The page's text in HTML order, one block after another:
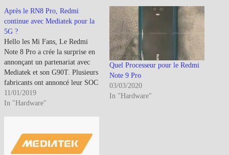
Après le RN8 Pro, Redmi
continue avec Mediatek pour la
5G ?
Hello les Mi Fans, Le Redmi
Note 8 Pro a crée la surprise en
annonçant un partenariat avec
Mediatek et son G90T. Plusieurs
fabricants ont annoncé leur SOC
5G dont Mediatek : Mediatek
: Mediatek lance son SOC 5G
annonce à son tour ses nouveaux
SOC HdG dont celui dédié…
11/01/2019
In "Hardware"
Quel Processeur pour le Redmi
Note 9 Pro
03/03/2020
In "Hardware"